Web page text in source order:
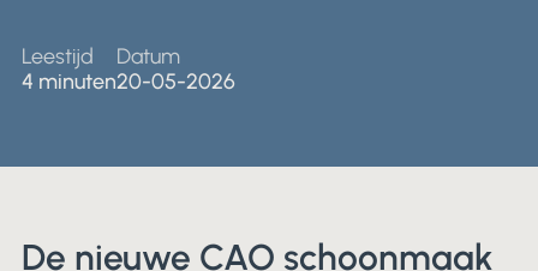
Leestijd
4 minuten
Datum
20-05-2026
De nieuwe CAO schoonmaak